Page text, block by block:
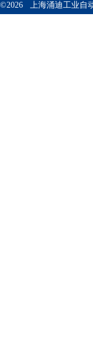
©2026 上海涌迪工业自